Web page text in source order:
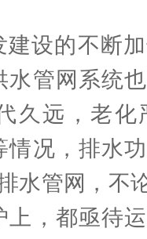
建设的不断
水管网系统
久远，老化
情况，排水
水管网，不
上，都亟待